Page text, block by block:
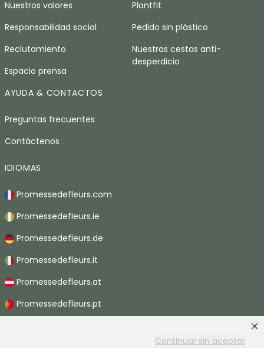
Continuar sin aceptar
Nuestros valores
Responsabilidad social
Reclutamiento
Espacio prensa
Plantfit
Pedido sin plástico
Nuestras cestas anti-
desperdicio
AYUDA & CONTACTOS
Preguntas frecuentes
Contáctenos
IDIOMAS
Promessedefleurs.com
Promessedefleurs.ie
Promessedefleurs.de
Promessedefleurs.it
Promessedefleurs.at
Promessedefleurs.pt